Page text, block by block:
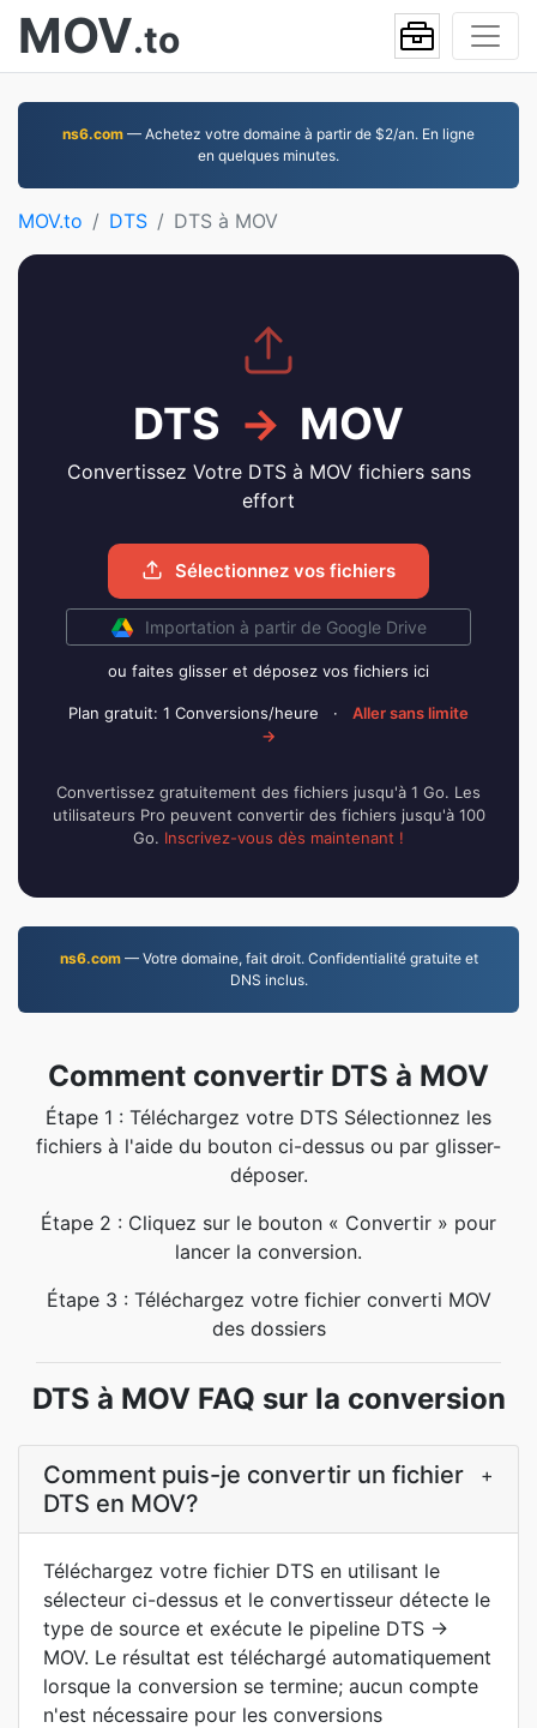
MOV.to
ns6.com — Achetez votre domaine à partir de $2/an. En ligne
en quelques minutes.
MOV.to DTS DTS à MOV
DTS → MOV
Convertissez Votre DTS à MOV fichiers sans
effort
Sélectionnez vos fichiers
Importation à partir de Google Drive
ou faites glisser et déposez vos fichiers ici
Plan gratuit: 1 Conversions/heure ·
Aller sans limite
→
Convertissez gratuitement des fichiers jusqu'à 1 Go. Les
utilisateurs Pro peuvent convertir des fichiers jusqu'à 100
Go. Inscrivez-vous dès maintenant !
ns6.com— Votre domaine, fait droit. Confidentialité gratuite et
DNS inclus.
Comment convertir DTS à MOV
Étape 1 : Téléchargez votre DTS Sélectionnez les
fichiers à l'aide du bouton ci-dessus ou par glisser-
déposer.
Étape 2 : Cliquez sur le bouton « Convertir » pour
lancer la conversion.
Étape 3 : Téléchargez votre fichier converti MOV
des dossiers
DTS à MOV FAQ sur la conversion
Comment puis-je convertir un fichier
DTS en MOV?
+
Téléchargez votre fichier DTS en utilisant le
sélecteur ci-dessus et le convertisseur détecte le
type de source et exécute le pipeline DTS →
MOV. Le résultat est téléchargé automatiquement
lorsque la conversion se termine; aucun compte
n'est nécessaire pour les conversions